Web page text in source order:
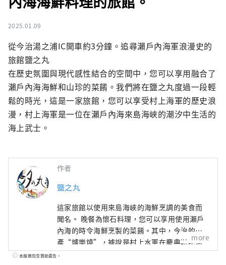
2025.01.09
從今治湯之浦IC開車約3分鐘。追尋瀨戶內海軍浪漫史的
旅館鹽之丸
在歷史氛圍與現代感性結合的空間中，您可以享用融合了
瀨戶內海海鮮和山珍的菜餚。我們將在鹽之丸度過一段輕
鬆的時光，這是一家旅館，您可以享受村上海軍的歷史浪
漫，村上海軍是一位在瀨戶內海來島海峽的潮汐中生活的
海上武士。
作者
鹽之丸
這家旅館以使用來島海峽的海鮮烹調的美食而
聞名。 晚餐為懷石料理，您可以享用使用瀨戶
內海的時令海鮮烹製的菜餚。其中，今治的名
產“爐樂燒”，據說是村上水軍在慶典時吃過
的，新鮮的生魚片更是精美。我們也建議您加
more
本服務包含贊助廣告。